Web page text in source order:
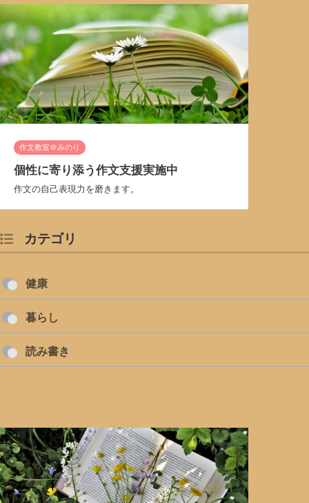
作文教室＠みのり
個性に寄り添う作文支援実施中
作文の自己表現力を磨きます。
カテゴリ
健康
暮らし
読み書き